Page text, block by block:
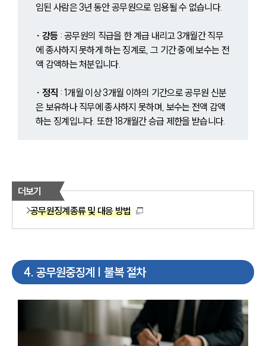
임된 사람은 3년 동안 공무원으로 임용될 수 없습니다.
∙ 강등 : 공무원의 직급을 한 계급 내리고 3개월간 직무
에 종사하지 못하게 하는 징계로, 그 기간 중에 보수는 전
액 감액하는 처분입니다.
∙ 정직 : 1개월 이상 3개월 이하의 기간으로 공무원 신분
은 보유하나 직무에 종사하지 못하며, 보수는 전액 감액
하는 징계입니다. 또한 18개월간 승급 제한을 받습니다.
더보기
공무원징계종류 및 대응 방법
4. 공무원중징계 | 불복 절차